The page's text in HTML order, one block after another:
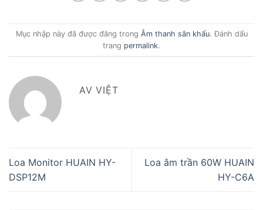
Mục nhập này đã được đăng trong Âm thanh sân khấu. Đánh dấu
trang permalink.
AV VIỆT
Loa Monitor HUAIN HY-
DSP12M
Loa âm trần 60W HUAIN
HY-C6A